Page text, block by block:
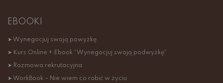
EBOOKI
➤ Wynegocjuj swoją powyżkę
➤ Kurs Online + Ebook “Wynegocjuj swoją podwyżkę”
➤ Rozmowa rekrutacyjna
➤ WorkBook – Nie wiem co robić w życiu